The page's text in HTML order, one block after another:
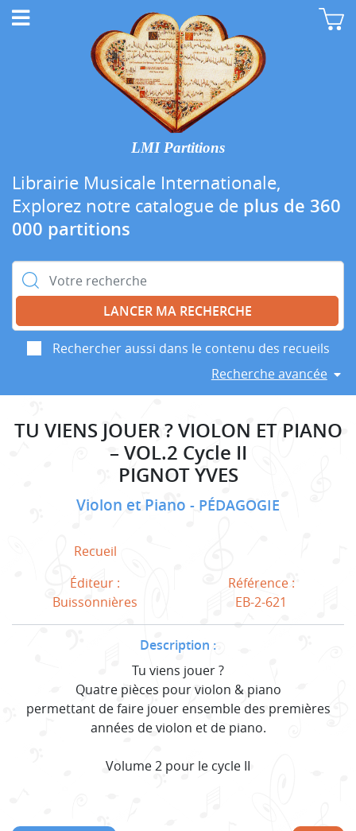
LMI Partitions
Librairie Musicale Internationale,
Explorez notre catalogue de plus de 360
000 partitions
Rechercher :
Rechercher aussi dans le contenu des recueils
Recherche avancée
TU VIENS JOUER ? VIOLON ET PIANO
– VOL.2 Cycle II
PIGNOT YVES
Violon et Piano PÉDAGOGIE
Recueil
Éditeur :
Buissonnières
Référence :
EB-2-621
Description :
Tu viens jouer ?
Quatre pièces pour violon & piano
permettant de faire jouer ensemble des premières
années de violon et de piano.
Volume 2 pour le cycle II